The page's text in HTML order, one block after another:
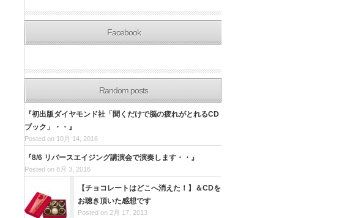
Facebook
Random posts
『初出版ダイヤモンド社「聞くだけで脳の疲れがとれるCD
ブック」・・』
Posted on 10月 14, 2016
『8/6 リバースエイジング講演会で演奏します・・』
Posted on 8月 3, 2016
【チョコレートはどこへ消えた！】＆CDを
お聴き頂いた感想です
Posted on 2月 17, 2013